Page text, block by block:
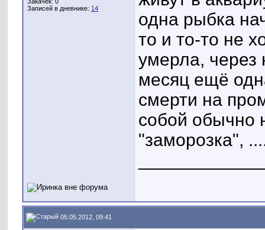
Записей в дневнике: 14
одна рыбка
то и то-то не
умерла, через
месяц ещё
смерти на
собой обычно
"заморозка",
05.05.2012, 09:41